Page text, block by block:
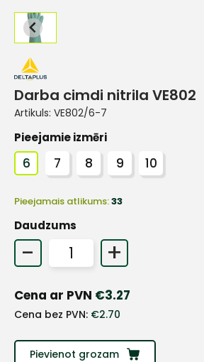
Darba cimdi nitrila VE802
Artikuls: VE802/6-7
Pieejamie izmēri
6 7 8 9 10
Pieejamais atlikums:33
Daudzums
- +
Cena ar PVN €3.27
Cena bez PVN: €2.70
Pievienot grozam
+